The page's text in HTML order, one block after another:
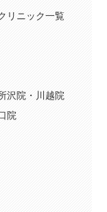
リニック一覧
沢院・川越院
院